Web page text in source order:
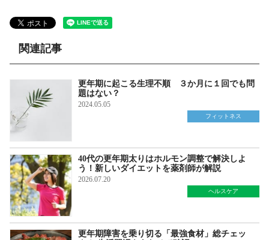
関連記事
更年期に起こる生理不順 ３か月に１回でも問
題はない？
2024.05.05
フィットネス
40代の更年期太りはホルモン調整で解決しよ
う！新しいダイエットを薬剤師が解説
2026.07.20
ヘルスケア
更年期障害を乗り切る「最強食材」総チェッ